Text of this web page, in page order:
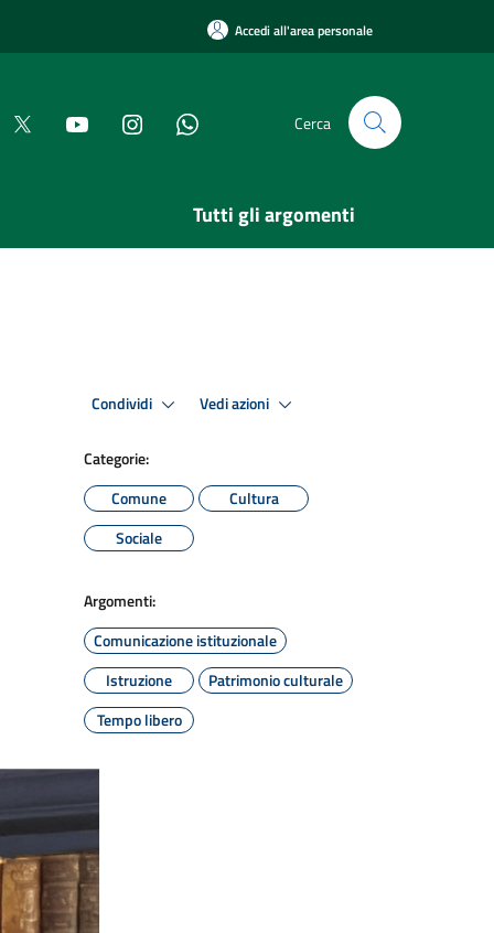
Accedi all'area personale
Cerca
Tutti gli argomenti
Condividi Vedi azioni
Categorie:
Comune
Cultura
Sociale
Argomenti:
Comunicazione istituzionale
Istruzione
Patrimonio culturale
Tempo libero